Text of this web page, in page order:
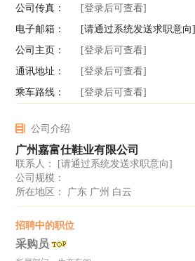
公司传真：
[登录后可查看]
电子邮箱：
[请通过系统发送求职意向]
公司主页：
[登录后可查看]
通讯地址：
[登录后可查看]
乘车路线：
[登录后可查看]
公司介绍
广州嘉富仕鞋业有限公司
联系人：
[请通过系统发送求职意向]
公司规模：
所在地区： 广东 广州 白云
招聘中的职位
采购员